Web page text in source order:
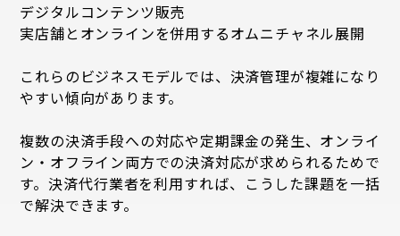
デジタルコンテンツ販売
実店舗とオンラインを併用するオムニチャネル展開
これらのビジネスモデルでは、決済管理が複雑になり
やすい傾向があります。
複数の決済手段への対応や定期課金の発生、オンライ
ン・オフライン両方での決済対応が求められるためで
す。決済代行業者を利用すれば、こうした課題を一括
で解決できます。